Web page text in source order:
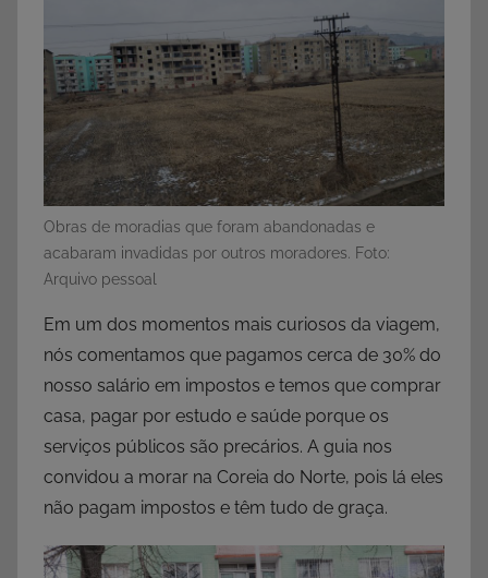
Obras de moradias que foram abandonadas e
acabaram invadidas por outros moradores. Foto:
Arquivo pessoal
Em um dos momentos mais curiosos da viagem,
nós comentamos que pagamos cerca de 30% do
nosso salário em impostos e temos que comprar
casa, pagar por estudo e saúde porque os
serviços públicos são precários. A guia nos
convidou a morar na Coreia do Norte, pois lá eles
não pagam impostos e têm tudo de graça.